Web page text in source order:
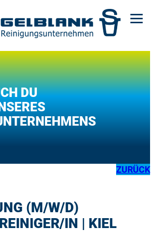
DU
ZURÜCK
(M/W/D)
IN | KIEL